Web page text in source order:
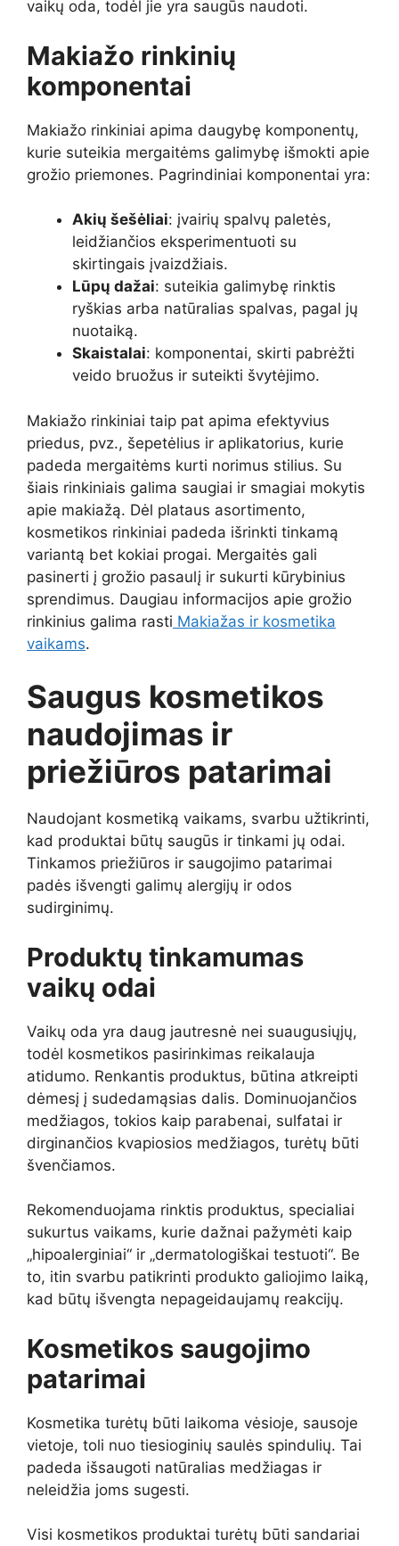
vaikų oda, todėl jie yra saugūs naudoti.
Makiažo rinkinių
komponentai
Makiažo rinkiniai apima daugybę komponentų,
kurie suteikia mergaitėms galimybę išmokti apie
grožio priemones. Pagrindiniai komponentai yra:
Akių šešėliai: įvairių spalvų paletės,
leidžiančios eksperimentuoti su
skirtingais įvaizdžiais.
Lūpų dažai: suteikia galimybę rinktis
ryškias arba natūralias spalvas, pagal jų
nuotaiką.
Skaistalai: komponentai, skirti pabrėžti
veido bruožus ir suteikti švytėjimo.
Makiažo rinkiniai taip pat apima efektyvius
priedus, pvz., šepetėlius ir aplikatorius, kurie
padeda mergaitėms kurti norimus stilius. Su
šiais rinkiniais galima saugiai ir smagiai mokytis
apie makiažą. Dėl plataus asortimento,
kosmetikos rinkiniai padeda išrinkti tinkamą
variantą bet kokiai progai. Mergaitės gali
pasinerti į grožio pasaulį ir sukurti kūrybinius
sprendimus. Daugiau informacijos apie grožio
rinkinius galima rasti Makiažas ir kosmetika
vaikams.
Saugus kosmetikos
naudojimas ir
priežiūros patarimai
Naudojant kosmetiką vaikams, svarbu užtikrinti,
kad produktai būtų saugūs ir tinkami jų odai.
Tinkamos priežiūros ir saugojimo patarimai
padės išvengti galimų alergijų ir odos
sudirginimų.
Produktų tinkamumas
vaikų odai
Vaikų oda yra daug jautresnė nei suaugusiųjų,
todėl kosmetikos pasirinkimas reikalauja
atidumo. Renkantis produktus, būtina atkreipti
dėmesį į sudedamąsias dalis. Dominuojančios
medžiagos, tokios kaip parabenai, sulfatai ir
dirginančios kvapiosios medžiagos, turėtų būti
švenčiamos.
Rekomenduojama rinktis produktus, specialiai
sukurtus vaikams, kurie dažnai pažymėti kaip
„hipoalerginiai“ ir „dermatologiškai testuoti“. Be
to, itin svarbu patikrinti produkto galiojimo laiką,
kad būtų išvengta nepageidaujamų reakcijų.
Kosmetikos saugojimo
patarimai
Kosmetika turėtų būti laikoma vėsioje, sausoje
vietoje, toli nuo tiesioginių saulės spindulių. Tai
padeda išsaugoti natūralias medžiagas ir
neleidžia joms sugesti.
Visi kosmetikos produktai turėtų būti sandariai